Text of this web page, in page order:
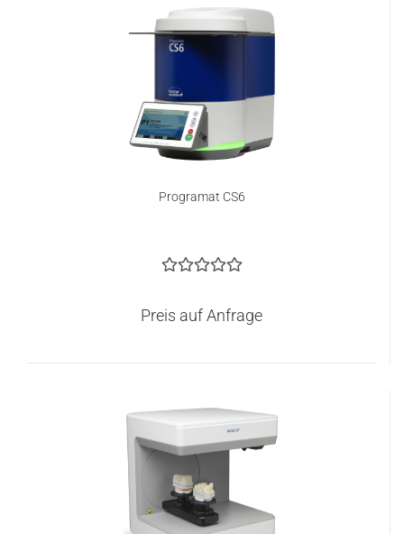
Programat CS6
Preis auf Anfrage